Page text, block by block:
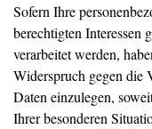
Sofern Ihre
berechtigten
verarbeitet werden,
Widerspruch gegen die
Daten einzulegen,
Ihrer besonderen